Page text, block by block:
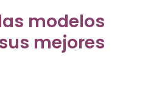
modelos
mejores